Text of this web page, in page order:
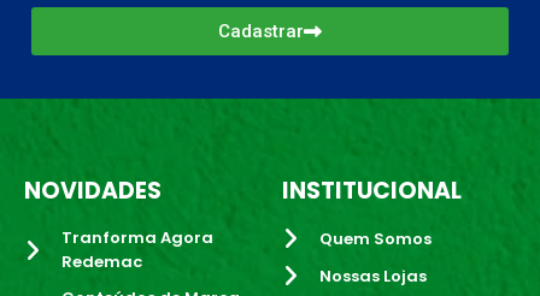
Cadastrar
NOVIDADES
Tranforma Agora
Redemac
INSTITUCIONAL
Quem Somos
Nossas Lojas